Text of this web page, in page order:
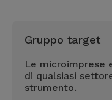
Gruppo target
Le microimprese
di qualsiasi
strumento.